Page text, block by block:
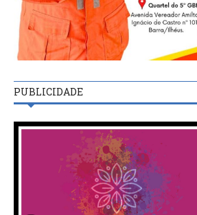
PUBLICIDADE